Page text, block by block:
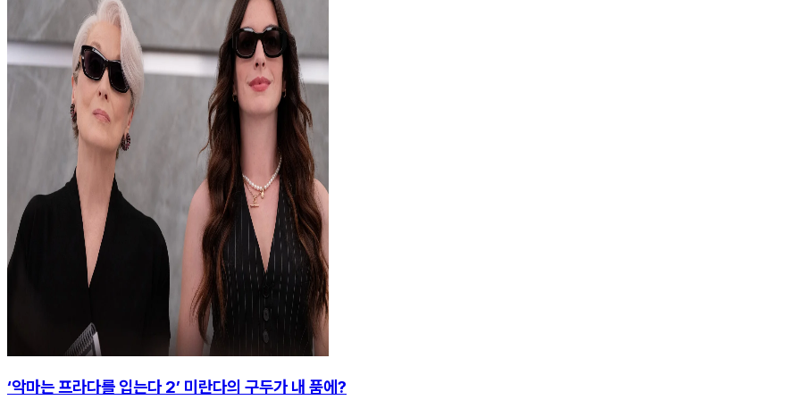
‘악마는 프라다를 입는다 2’ 미란다의 구두가 내 품에?